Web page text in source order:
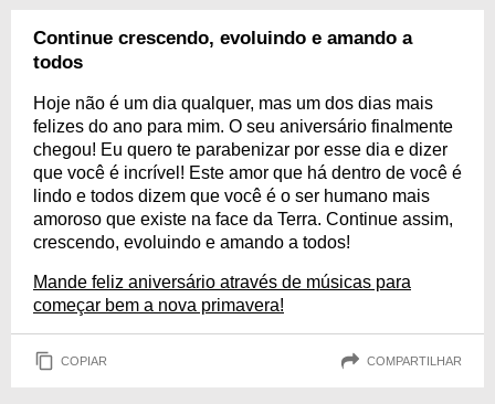
Continue crescendo, evoluindo e amando a
todos
Hoje não é um dia qualquer, mas um dos dias mais
felizes do ano para mim. O seu aniversário finalmente
chegou! Eu quero te parabenizar por esse dia e dizer
que você é incrível! Este amor que há dentro de você é
lindo e todos dizem que você é o ser humano mais
amoroso que existe na face da Terra. Continue assim,
crescendo, evoluindo e amando a todos!
Mande feliz aniversário através de músicas para
começar bem a nova primavera!
COPIAR COMPARTILHAR